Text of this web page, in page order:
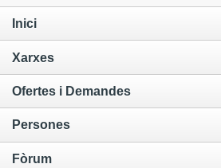
Inici
Xarxes
Ofertes i Demandes
Persones
Fòrum